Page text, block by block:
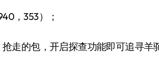
，353）；
走的包，开启探查功能即可追寻羊